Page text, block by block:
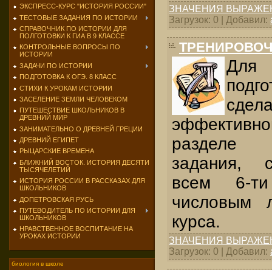
ЭКСПРЕСС-КУРС "ИСТОРИЯ РОССИИ"
ТЕСТОВЫЕ ЗАДАНИЯ ПО ИСТОРИИ
СПРАВОЧНИК ПО ИСТОРИИ ДЛЯ
ПОЛГОТОВКИ К ГИА В 9 КЛАССЕ
КОНТРОЛЬНЫЕ ВОПРОСЫ ПО
ИСТОРИИ
ЗАДАЧИ ПО ИСТОРИИ
ПОДГОТОВКА К ОГЭ. 8 КЛАСС
СТИХИ К УРОКАМ ИСТОРИИ
ЗАСЕЛЕНИЕ ЗЕМЛИ ЧЕЛОВЕКОМ
ПУТЕШЕСТВИЕ ШКОЛЬНИКОВ В
ДРЕВНИЙ МИР
ЗАНИМАТЕЛЬНО О ДРЕВНЕЙ ГРЕЦИИ
ДРЕВНИЙ ЕГИПЕТ
РЫЦАРСКИЕ ВРЕМЕНА
БЛИЖНИЙ ВОСТОК. ИСТОРИЯ ДЕСЯТИ
ТЫСЯЧЕЛЕТИЙ
ИСТОРИЯ РОССИИ В РАССКАЗАХ ДЛЯ
ШКОЛЬНИКОВ
ДОПЕТРОВСКАЯ РУСЬ
ПУТЕВОДИТЕЛЬ ПО ИСТОРИИ ДЛЯ
ШКОЛЬНИКОВ
НРАВСТВЕННОЕ ВОСПИТАНИЕ НА
УРОКАХ ИСТОРИИ
биология в школе
ЗНАЧЕНИЯ
Загрузок: 0 | Добавил:
разделе
задания,
всем 6-
числовым
курса.
ЗНАЧЕНИЯ
Загрузок: 0 | Добавил: